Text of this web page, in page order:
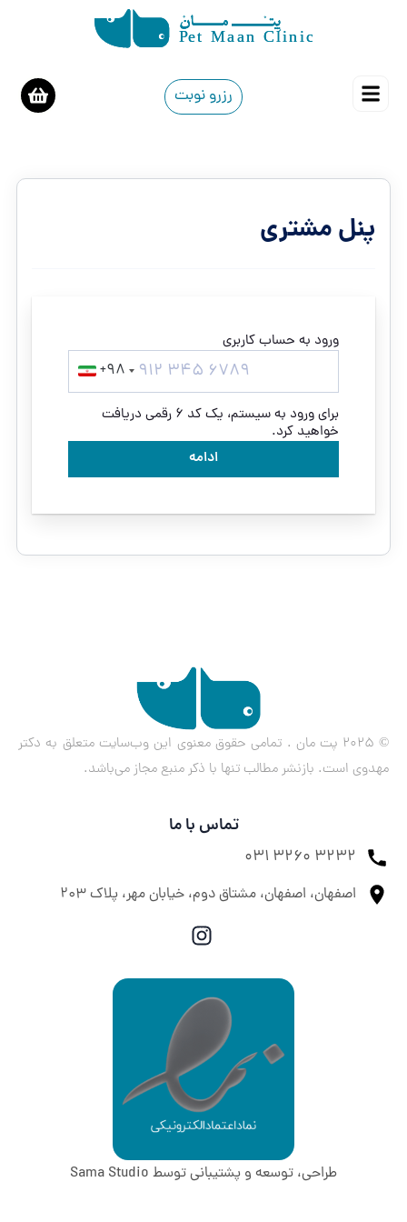
رزرو نوبت
پنل مشتری
ورود به حساب کاربری
+98
برای ورود به سیستم، یک کد ۶ رقمی دریافت
خواهید کرد.
ادامه
© ۲۰۲۵ پت مان . تمامی حقوق معنوی این وب‌سایت متعلق به دکتر
مهدوی است. بازنشر مطالب تنها با ذکر منبع مجاز می‌باشد.
تماس با ما
031 3260 3232
اصفهان، اصفهان، مشتاق دوم، خیابان مهر، پلاک ۲۰۳
طراحی، توسعه و پشتیبانی توسط Sama Studio